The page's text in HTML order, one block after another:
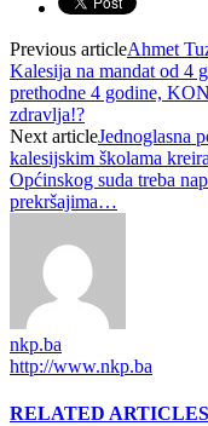
Previous articleAhmet
Kalesija na mandat od 4
prethodne 4 godine,
zdravlja!?
Next articleJednoglasna
kalesijskim školama
Općinskog suda treba
prekršajima…
nkp.ba
http://www.nkp.ba
RELATED ARTICLES